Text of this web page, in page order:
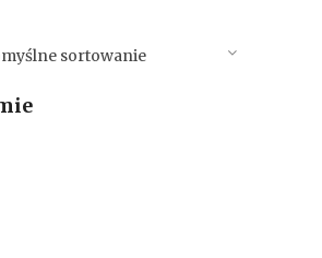
sortowanie